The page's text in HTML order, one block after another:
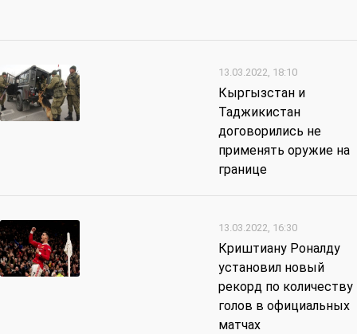
13.03.2022, 18:10
Кыргызстан и
Таджикистан
договорились не
применять оружие на
границе
13.03.2022, 16:30
Криштиану Роналду
установил новый
рекорд по количеству
голов в официальных
матчах